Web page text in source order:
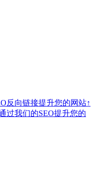
反向链接提升您的网站↑
过我们的SEO提升您的